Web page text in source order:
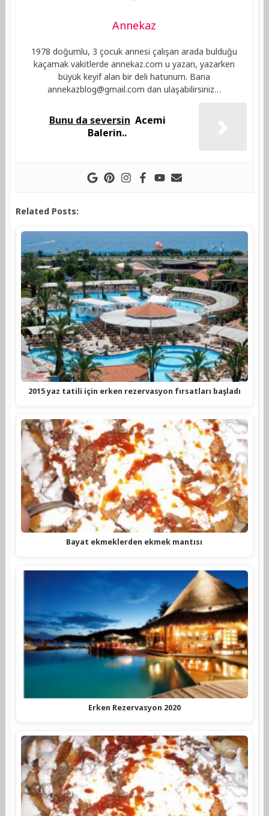
Annekaz
1978 doğumlu, 3 çocuk annesi çalışan arada bulduğu
kaçamak vakitlerde annekaz.com u yazan, yazarken
büyük keyif alan bir deli hatunum. Bana
annekazblog@gmail.com dan ulaşabilirsiniz…
Bunu da seversin Acemi
Balerin..
Related Posts:
2015 yaz tatili için erken rezervasyon fırsatları başladı
Bayat ekmeklerden ekmek mantısı
Erken Rezervasyon 2020